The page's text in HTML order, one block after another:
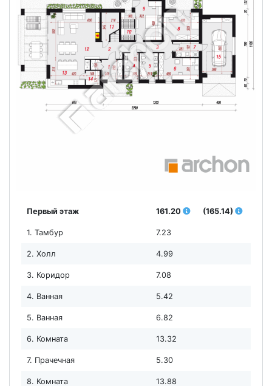
Первый этаж 161.20 (165.14)
1. Тамбур 7.23
2. Холл 4.99
3. Коридор 7.08
4. Ванная 5.42
5. Ванная 6.82
6. Комната 13.32
7. Прачечная 5.30
8. Комната 13.88